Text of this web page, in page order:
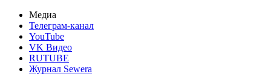
Медиа
Телеграм-канал
YouTube
VK Видео
RUTUBE
Журнал Sewera